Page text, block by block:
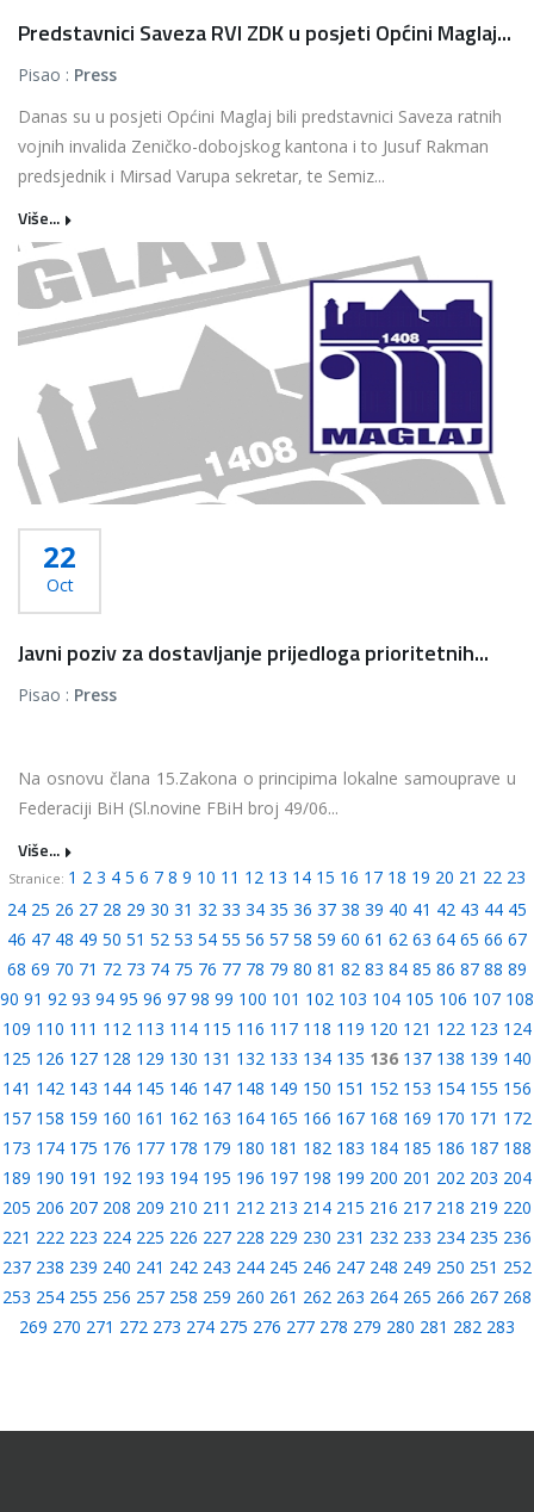
Predstavnici Saveza RVI ZDK u posjeti Općini Maglaj...
Pisao : Press
Danas su u posjeti Općini Maglaj bili predstavnici Saveza ratnih
vojnih invalida Zeničko-dobojskog kantona i to Jusuf Rakman
predsjednik i Mirsad Varupa sekretar, te Semiz...
Više...
22
Oct
Javni poziv za dostavljanje prijedloga prioritetnih...
Pisao : Press
Na osnovu člana 15.Zakona o principima lokalne samouprave u
Federaciji BiH (Sl.novine FBiH broj 49/06...
Više...
Stranice: 1 2 3 4 5 6 7 8 9 10 11 12 13 14 15 16 17 18 19 20 21 22 23
24 25 26 27 28 29 30 31 32 33 34 35 36 37 38 39 40 41 42 43 44 45
46 47 48 49 50 51 52 53 54 55 56 57 58 59 60 61 62 63 64 65 66 67
68 69 70 71 72 73 74 75 76 77 78 79 80 81 82 83 84 85 86 87 88 89
90 91 92 93 94 95 96 97 98 99 100 101 102 103 104 105 106 107 108
109 110 111 112 113 114 115 116 117 118 119 120 121 122 123 124
125 126 127 128 129 130 131 132 133 134 135 136 137 138 139 140
141 142 143 144 145 146 147 148 149 150 151 152 153 154 155 156
157 158 159 160 161 162 163 164 165 166 167 168 169 170 171 172
173 174 175 176 177 178 179 180 181 182 183 184 185 186 187 188
189 190 191 192 193 194 195 196 197 198 199 200 201 202 203 204
205 206 207 208 209 210 211 212 213 214 215 216 217 218 219 220
221 222 223 224 225 226 227 228 229 230 231 232 233 234 235 236
237 238 239 240 241 242 243 244 245 246 247 248 249 250 251 252
253 254 255 256 257 258 259 260 261 262 263 264 265 266 267 268
269 270 271 272 273 274 275 276 277 278 279 280 281 282 283